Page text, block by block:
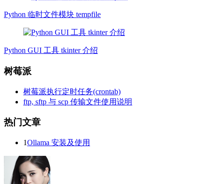
Python 临时文件模块 tempfile
Python GUI 工具 tkinter 介绍
树莓派
树莓派执行定时任务(crontab)
ftp, sftp 与 scp 传输文件使用说明
热门文章
1Ollama 安装及使用